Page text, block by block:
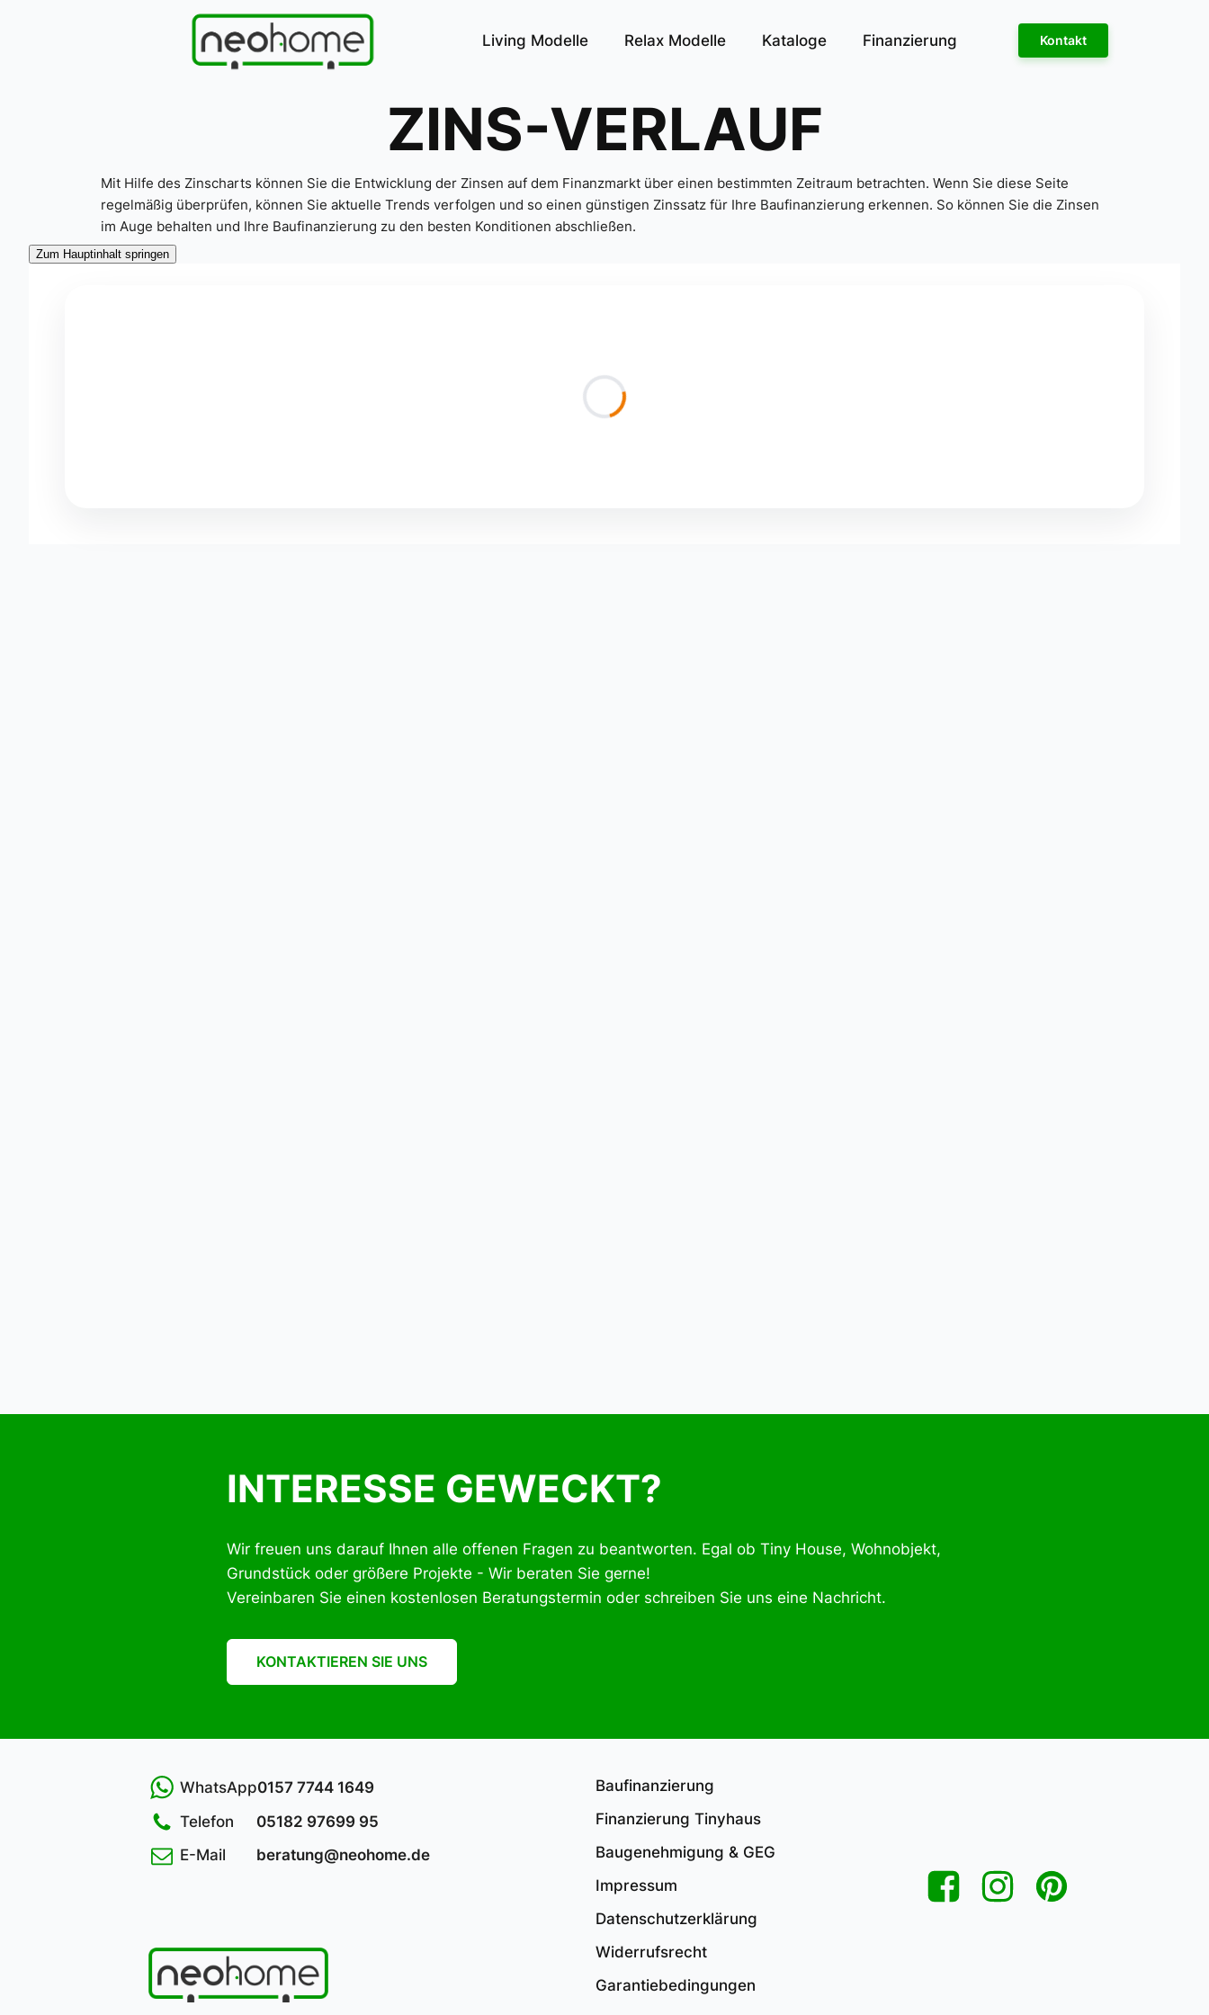
Living Modelle Relax Modelle Kataloge Finanzierung Kontakt
ZINS-VERLAUF
Mit Hilfe des Zinscharts können Sie die Entwicklung der Zinsen auf dem Finanzmarkt über einen bestimmten Zeitraum betrachten. Wenn Sie diese Seite
regelmäßig überprüfen, können Sie aktuelle Trends verfolgen und so einen günstigen Zinssatz für Ihre Baufinanzierung erkennen. So können Sie die Zinsen
im Auge behalten und Ihre Baufinanzierung zu den besten Konditionen abschließen.
INTERESSE GEWECKT?
Wir freuen uns darauf Ihnen alle offenen Fragen zu beantworten. Egal ob Tiny House, Wohnobjekt,
Grundstück oder größere Projekte - Wir beraten Sie gerne!
Vereinbaren Sie einen kostenlosen Beratungstermin oder schreiben Sie uns eine Nachricht.
KONTAKTIEREN SIE UNS
WhatsApp0157 7744 1649
Telefon
05182 97699 95
E-Mail
beratung@neohome.de
Baufinanzierung
Finanzierung Tinyhaus
Baugenehmigung & GEG
Impressum
Datenschutzerklärung
Widerrufsrecht
Garantiebedingungen